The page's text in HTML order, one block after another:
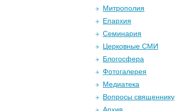
Митрополия
Епархия
Семинария
Церковные СМИ
Блогосфера
Фотогалерея
Медиатека
Вопросы священнику